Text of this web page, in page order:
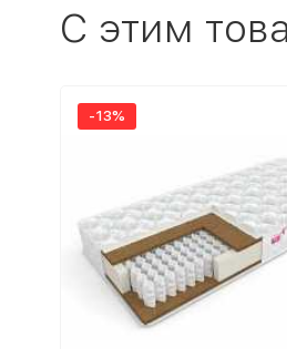
C этим
-13%